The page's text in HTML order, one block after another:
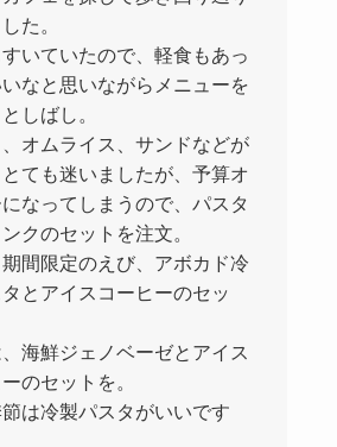
た。
いていたので、軽食もあっ
なと思いながらメニューを
しばし。
オムライス、サンドなどが
ても迷いましたが、予算オ
なってしまうので、パスタ
クのセットを注文。
間限定のえび、アボカド冷
とアイスコーヒーのセッ
海鮮ジェノベーゼとアイス
のセットを。
は冷製パスタがいいです